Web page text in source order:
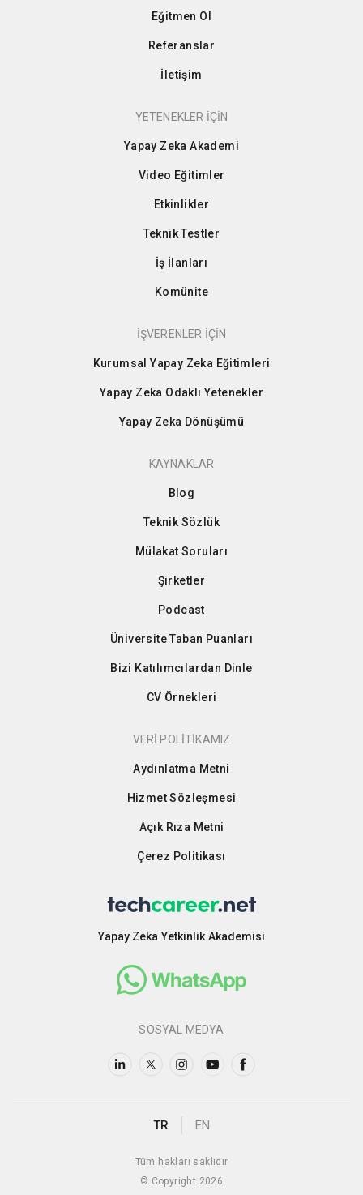
Eğitmen Ol
Referanslar
İletişim
YETENEKLER İÇİN
Yapay Zeka Akademi
Video Eğitimler
Etkinlikler
Teknik Testler
İş İlanları
Komünite
İŞVERENLER İÇİN
Kurumsal Yapay Zeka Eğitimleri
Yapay Zeka Odaklı Yetenekler
Yapay Zeka Dönüşümü
KAYNAKLAR
Blog
Teknik Sözlük
Mülakat Soruları
Şirketler
Podcast
Üniversite Taban Puanları
Bizi Katılımcılardan Dinle
CV Örnekleri
VERİ POLİTİKAMIZ
Aydınlatma Metni
Hizmet Sözleşmesi
Açık Rıza Metni
Çerez Politikası
Yapay Zeka Yetkinlik Akademisi
SOSYAL MEDYA
TR EN
Tüm hakları saklıdır
© Copyright 2026